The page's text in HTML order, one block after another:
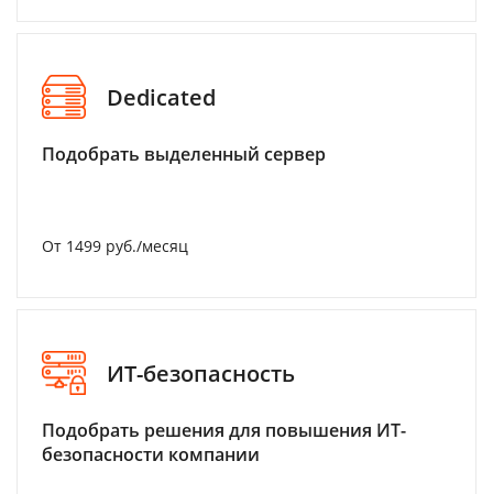
Dedicated
Подобрать выделенный сервер
От 1499 руб./месяц
ИТ-безопасность
Подобрать решения для повышения ИТ-
безопасности компании